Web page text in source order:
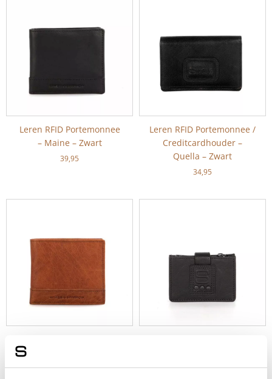
Leren RFID Portemonnee
– Maine – Zwart
39,95
Leren RFID Portemonnee /
Creditcardhouder –
Quella – Zwart
34,95
– Maine – Brandy Cognac
39,95
– Zwart